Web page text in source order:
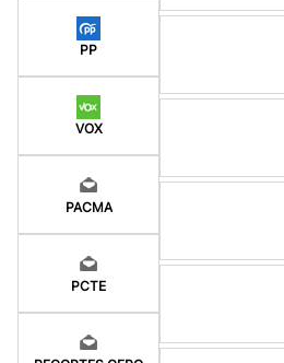
PP
VOX
PACMA
PCTE